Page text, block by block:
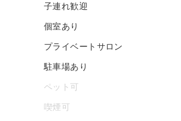
子連れ歓迎
個室あり
プライベートサロン
駐車場あり
ペット可
喫煙可